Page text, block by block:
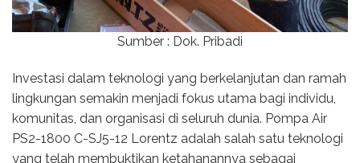
Sumber : Dok. Pribadi
Investasi dalam teknologi yang berkelanjutan dan ramah
lingkungan semakin menjadi fokus utama bagi individu,
komunitas, dan organisasi di seluruh dunia. Pompa Air
PS2-1800 C-SJ5-12 Lorentz adalah salah satu teknologi
yang telah membuktikan ketahanannya sebagai